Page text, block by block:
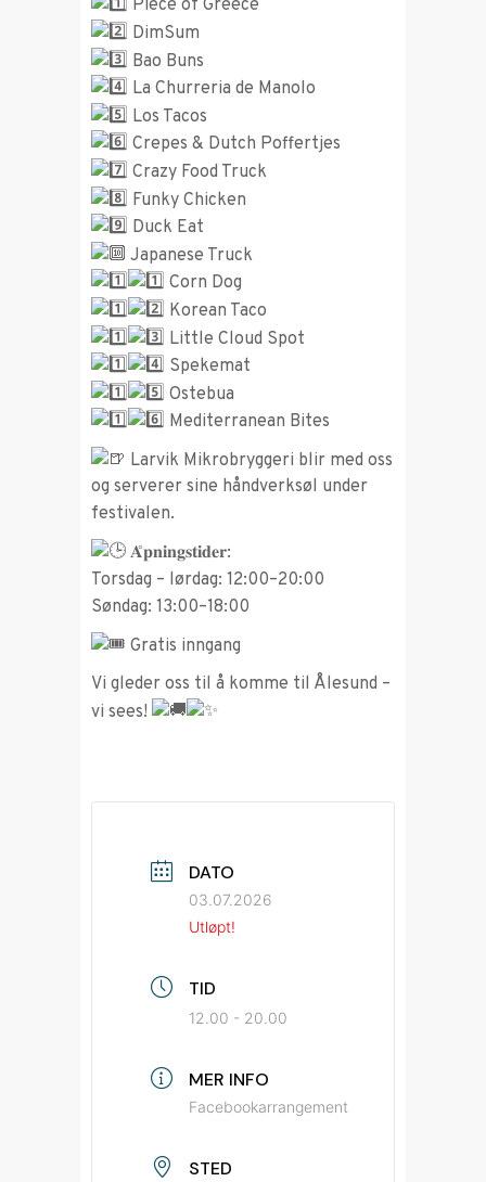
Piece of Greece
DimSum
Bao Buns
La Churreria de Manolo
Los Tacos
Crepes & Dutch Poffertjes
Crazy Food Truck
Funky Chicken
Duck Eat
Japanese Truck
Corn Dog
Korean Taco
Little Cloud Spot
Spekemat
Ostebua
Mediterranean Bites
Larvik Mikrobryggeri blir med oss
og serverer sine håndverksøl under
festivalen.
𝐀̊𝐩𝐧𝐢𝐧𝐠𝐬𝐭𝐢𝐝𝐞𝐫:
Torsdag – lørdag: 12:00–20:00
Søndag: 13:00–18:00
Gratis inngang
Vi gleder oss til å komme til Ålesund –
vi sees!
DATO
03.07.2026
Utløpt!
TID
12.00 - 20.00
MER INFO
Facebookarrangement
STED